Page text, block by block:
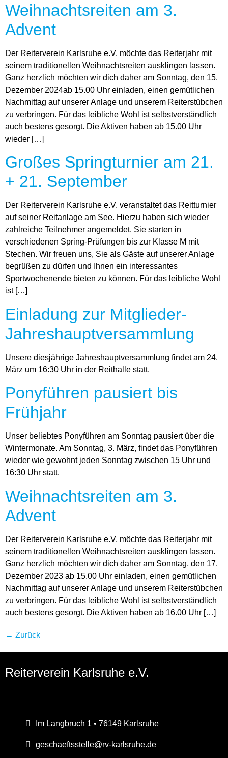
Weihnachtsreiten am 3.
Advent
Der Reiterverein Karlsruhe e.V. möchte das Reiterjahr mit
seinem traditionellen Weihnachtsreiten ausklingen lassen.
Ganz herzlich möchten wir dich daher am Sonntag, den 15.
Dezember 2024ab 15.00 Uhr einladen, einen gemütlichen
Nachmittag auf unserer Anlage und unserem Reiterstübchen
zu verbringen. Für das leibliche Wohl ist selbstverständlich
auch bestens gesorgt. Die Aktiven haben ab 15.00 Uhr
wieder […]
Großes Springturnier am 21.
+ 21. September
Der Reiterverein Karlsruhe e.V. veranstaltet das Reitturnier
auf seiner Reitanlage am See. Hierzu haben sich wieder
zahlreiche Teilnehmer angemeldet. Sie starten in
verschiedenen Spring-Prüfungen bis zur Klasse M mit
Stechen. Wir freuen uns, Sie als Gäste auf unserer Anlage
begrüßen zu dürfen und Ihnen ein interessantes
Sportwochenende bieten zu können. Für das leibliche Wohl
ist […]
Einladung zur Mitglieder-
Jahreshauptversammlung
Unsere diesjährige Jahreshauptversammlung findet am 24.
März um 16:30 Uhr in der Reithalle statt.
Ponyführen pausiert bis
Frühjahr
Unser beliebtes Ponyführen am Sonntag pausiert über die
Wintermonate. Am Sonntag, 3. März, findet das Ponyführen
wieder wie gewohnt jeden Sonntag zwischen 15 Uhr und
16:30 Uhr statt.
Weihnachtsreiten am 3.
Advent
Der Reiterverein Karlsruhe e.V. möchte das Reiterjahr mit
seinem traditionellen Weihnachtsreiten ausklingen lassen.
Ganz herzlich möchten wir dich daher am Sonntag, den 17.
Dezember 2023 ab 15.00 Uhr einladen, einen gemütlichen
Nachmittag auf unserer Anlage und unserem Reiterstübchen
zu verbringen. Für das leibliche Wohl ist selbstverständlich
auch bestens gesorgt. Die Aktiven haben ab 16.00 Uhr […]
← Zurück
Reiterverein Karlsruhe e.V.
Im Langbruch 1 • 76149 Karlsruhe
geschaeftsstelle@rv-karlsruhe.de